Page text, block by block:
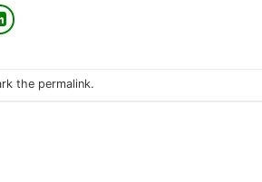
the permalink.